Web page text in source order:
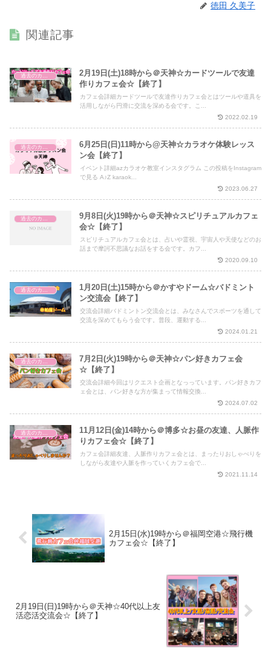
徳田 久美子
関連記事
過去のカフェ会
2月19日(土)18時から＠天神☆カードツールで友達
作りカフェ会☆【終了】
カフェ会詳細カードツールで友達作りカフェ会とはツールや道具を
活用しながら円滑に交流を深める会です。こ...
2022.02.19
過去のカフェ会
6月25日(日)11時から@天神☆カラオケ体験レッス
ン会【終了】
イベント詳細azカラオケ教室インスタグラム この投稿をInstagram
で見る A♪Z karaok...
2023.06.27
9月8日(火)19時から＠天神☆スピリチュアルカフェ
会☆【終了】
スピリチュアルカフェ会とは、占いや霊視、宇宙人や天使などのお
話まで摩訶不思議なお話をする会です。カフ...
2020.09.10
1月20日(土)15時から＠かすやドーム☆バドミント
ン交流会【終了】
交流会詳細バドミントン交流会とは、みなさんでスポーツを通して
交流を深めてもらう会です。普段、運動する...
2024.01.21
7月2日(火)19時から＠天神☆パン好きカフェ会
☆【終了】
交流会詳細今回はリクエスト企画となっっています。パン好きカフ
ェ会とは、パン好きな方が集まって情報交換...
2024.07.02
11月12日(金)14時から＠博多☆お昼の友達、人脈作
りカフェ会☆【終了】
カフェ会詳細友達、人脈作りカフェ会とは、まったりおしゃべりを
しながら友達や人脈を作っていくカフェ会で...
2021.11.14
2月15日(水)19時から＠福岡空港☆飛行機
カフェ会☆【終了】
2月19日(日)19時から＠天神☆40代以上友
活恋活交流会☆【終了】